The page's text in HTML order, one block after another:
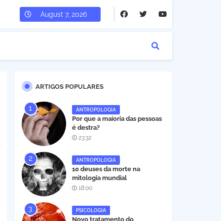
August 7, 2026
ARTIGOS POPULARES
ANTROPOLOGIA
Por que a maioria das pessoas
é destra?
23:32
ANTROPOLOGIA
10 deuses da morte na
mitologia mundial
18:00
PSICOLOGIA
Novo tratamento do